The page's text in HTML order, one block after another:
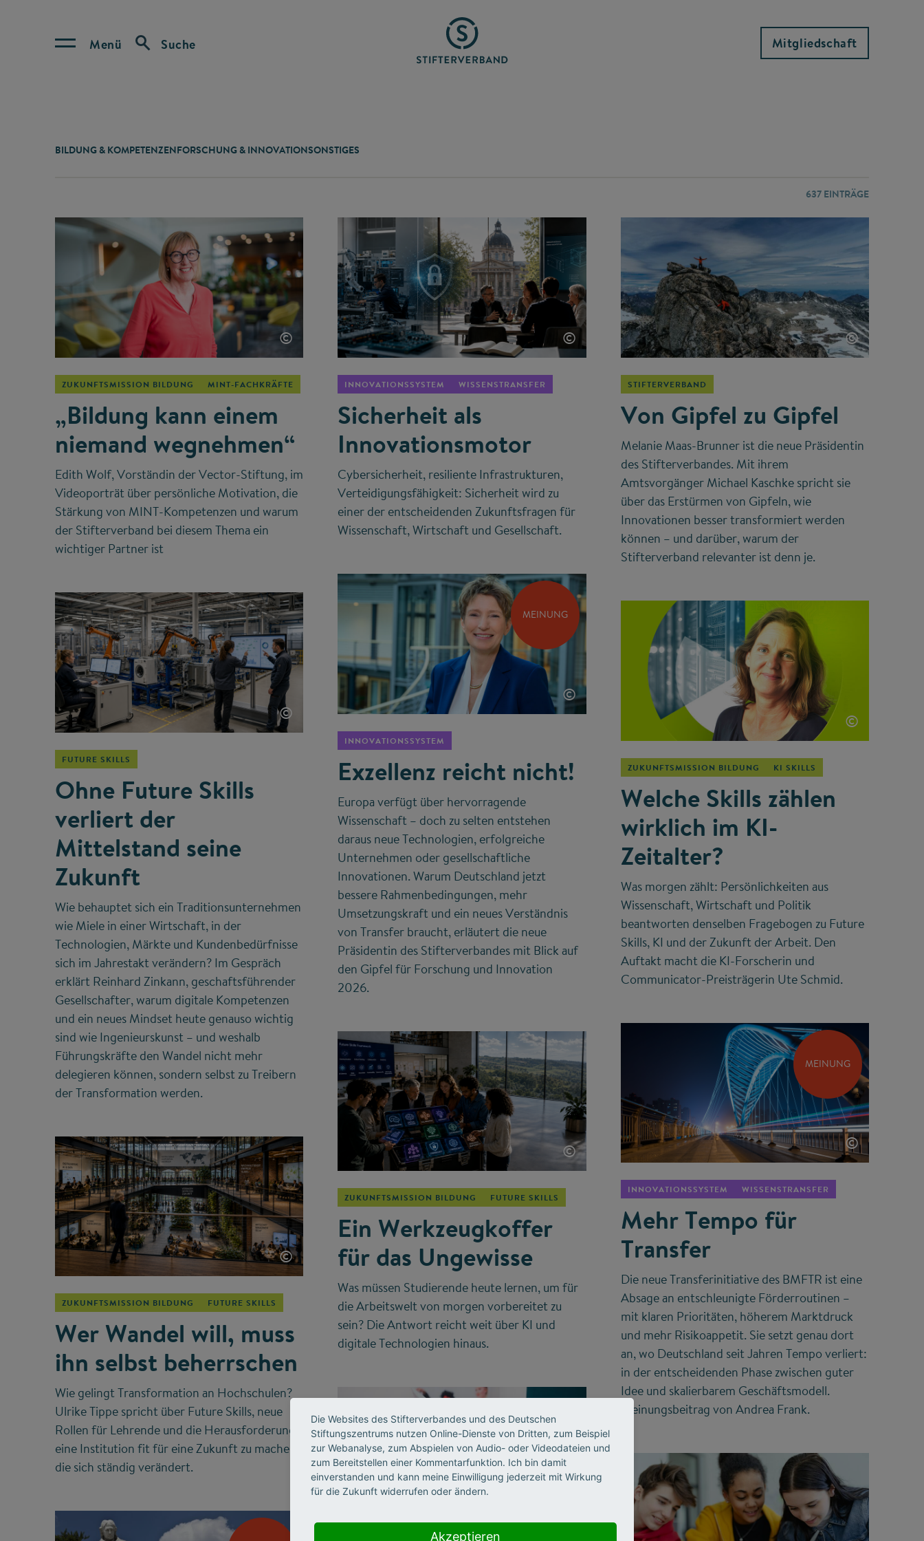
Menü Suche Mitgliedschaft
BILDUNG & KOMPETENZENFORSCHUNG & INNOVATIONSONSTIGES
637 EINTRÄGE
©
ZUKUNFTSMISSION BILDUNG MINT-FACHKRÄFTE
„Bildung kann einem
niemand wegnehmen“
Edith Wolf, Vorständin der Vector-Stiftung, im
Videoporträt über persönliche Motivation, die
Stärkung von MINT-Kompetenzen und warum
der Stifterverband bei diesem Thema ein
wichtiger Partner ist
©
INNOVATIONSSYSTEM WISSENSTRANSFER
Sicherheit als
Innovationsmotor
Cybersicherheit, resiliente Infrastrukturen,
Verteidigungsfähigkeit: Sicherheit wird zu
einer der entscheidenden Zukunftsfragen für
Wissenschaft, Wirtschaft und Gesellschaft.
©
STIFTERVERBAND
Von Gipfel zu Gipfel
Melanie Maas-Brunner ist die neue Präsidentin
des Stifterverbandes. Mit ihrem
Amtsvorgänger Michael Kaschke spricht sie
über das Erstürmen von Gipfeln, wie
Innovationen besser transformiert werden
können – und darüber, warum der
Stifterverband relevanter ist denn je.
©
FUTURE SKILLS
Ohne Future Skills
verliert der
Mittelstand seine
Zukunft
Wie behauptet sich ein Traditionsunternehmen
wie Miele in einer Wirtschaft, in der
Technologien, Märkte und Kundenbedürfnisse
sich im Jahrestakt verändern? Im Gespräch
erklärt Reinhard Zinkann, geschaftsführender
Gesellschafter, warum digitale Kompetenzen
und ein neues Mindset heute genauso wichtig
sind wie Ingenieurskunst – und weshalb
Führungskräfte den Wandel nicht mehr
delegieren können, sondern selbst zu Treibern
der Transformation werden.
MEINUNG
©
INNOVATIONSSYSTEM
Exzellenz reicht nicht!
Europa verfügt über hervorragende
Wissenschaft – doch zu selten entstehen
daraus neue Technologien, erfolgreiche
Unternehmen oder gesellschaftliche
Innovationen. Warum Deutschland jetzt
bessere Rahmenbedingungen, mehr
Umsetzungskraft und ein neues Verständnis
von Transfer braucht, erläutert die neue
Präsidentin des Stifterverbandes mit Blick auf
den Gipfel für Forschung und Innovation
2026.
©
ZUKUNFTSMISSION BILDUNG KI SKILLS
Welche Skills zählen
wirklich im KI-
Zeitalter?
Was morgen zählt: Persönlichkeiten aus
Wissenschaft, Wirtschaft und Politik
beantworten denselben Fragebogen zu Future
Skills, KI und der Zukunft der Arbeit. Den
Auftakt macht die KI-Forscherin und
Communicator-Preisträgerin Ute Schmid.
©
ZUKUNFTSMISSION BILDUNG FUTURE SKILLS
Wer Wandel will, muss
ihn selbst beherrschen
Wie gelingt Transformation an Hochschulen?
Ulrike Tippe spricht über Future Skills, neue
Rollen für Lehrende und die Herausforderung,
eine Institution fit für eine Zukunft zu machen,
die sich ständig verändert.
©
ZUKUNFTSMISSION BILDUNG FUTURE SKILLS
Ein Werkzeugkoffer
für das Ungewisse
Was müssen Studierende heute lernen, um für
die Arbeitswelt von morgen vorbereitet zu
sein? Die Antwort reicht weit über KI und
digitale Technologien hinaus.
MEINUNG
©
INNOVATIONSSYSTEM WISSENSTRANSFER
Mehr Tempo für
Transfer
Die neue Transferinitiative des BMFTR ist eine
Absage an entschleunigte Förderroutinen –
mit klaren Prioritäten, höherem Marktdruck
und mehr Risikoappetit. Sie setzt genau dort
an, wo Deutschland seit Jahren Tempo verliert:
in der entscheidenden Phase zwischen guter
Idee und skalierbarem Geschäftsmodell.
Meinungsbeitrag von Andrea Frank.
Die Websites des Stifterverbandes und des Deutschen
Stiftungszentrums nutzen Online-Dienste von Dritten, zum Beispiel
zur Webanalyse, zum Abspielen von Audio- oder Videodateien und
zum Bereitstellen einer Kommentarfunktion. Ich bin damit
einverstanden und kann meine Einwilligung jederzeit mit Wirkung
für die Zukunft widerrufen oder ändern.
Akzeptieren